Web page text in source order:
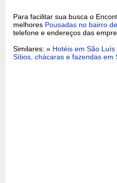
Para facilitar sua busca o
melhores Pousadas no bairro
telefone e endereços das
Similares: » Hotéis em São Luís
Sítios, chácaras e fazendas em